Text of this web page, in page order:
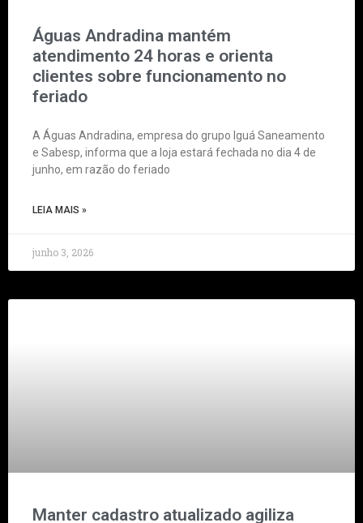
Águas Andradina mantém
atendimento 24 horas e orienta
clientes sobre funcionamento no
feriado
A Águas Andradina, empresa do grupo Iguá Saneamento
e Sabesp, informa que a loja estará fechada no dia 4 de
junho, em razão do feriado
LEIA MAIS »
junho 3, 2026
Manter cadastro atualizado agiliza